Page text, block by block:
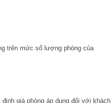
trên mức số lượng phòng của
giá phòng áp dụng đối với khách